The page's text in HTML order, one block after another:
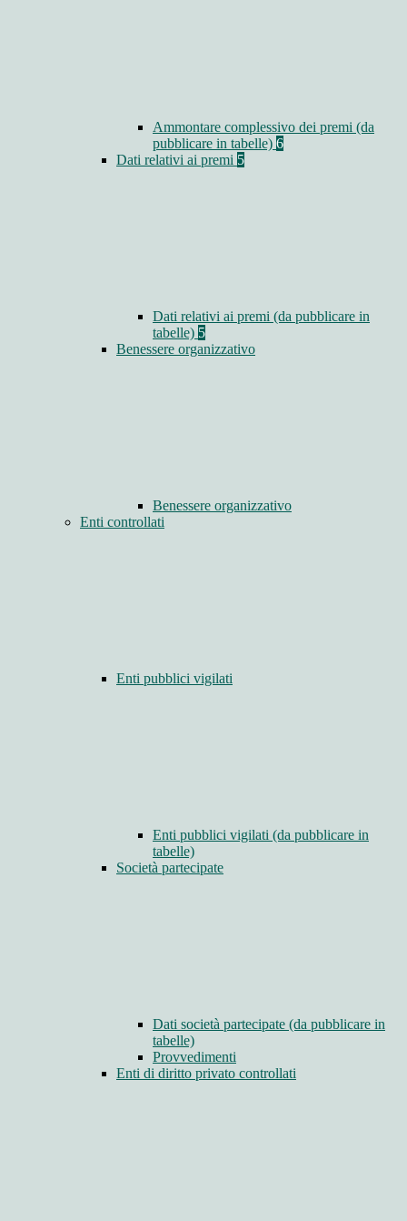
Ammontare complessivo dei premi (da
pubblicare in tabelle) 6
Dati relativi ai premi 5
Dati relativi ai premi (da pubblicare in
tabelle) 5
Benessere organizzativo
Benessere organizzativo
Enti controllati
Enti pubblici vigilati
Enti pubblici vigilati (da pubblicare in
tabelle)
Società partecipate
Dati società partecipate (da pubblicare in
tabelle)
Provvedimenti
Enti di diritto privato controllati